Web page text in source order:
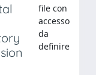
file con
accesso
da
definire